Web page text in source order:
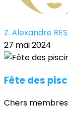
Z. Alexandre
27 mai 2024
Fête des
Chers